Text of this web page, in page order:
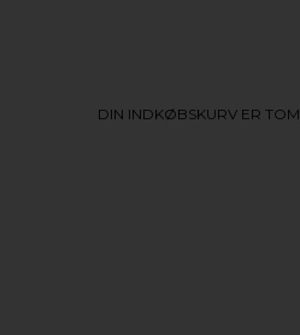
DIN INDKØBSKURV ER TOM